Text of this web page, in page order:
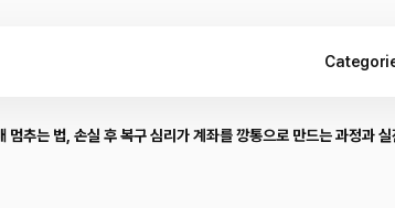
멈추는 법, 손실 후 복구 심리가 계좌를 깡통으로 만드는 과정과